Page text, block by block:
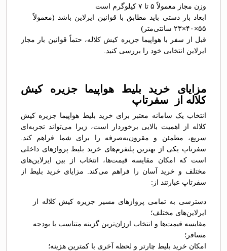
وزن مجاز معمولاً ۵ تا ۷ کیلوگرم است
ابعاد بار دستی باید مطابق با قوانین ایرلاین باشد (معمولاً
۵۵×۴۰×۲۳ سانتی‌متر)
قبل از سفر با هواپیما جزیره کیش کلاله، حتماً قوانین بار مجاز
ایرلاین انتخابی خود را بررسی کنید.
مزایای خرید بلیط هواپیما جزیره کیش
کلاله از سفرتاپ
انتخاب یک سامانه معتبر برای خرید بلیط هواپیما جزیره کیش
کلاله از اهمیت بالایی برخوردار است، زیرا می‌تواند تجربه‌ای
سریع، مطمئن و مقرون‌به‌صرفه را برای شما فراهم کند.
سفرتاپ یکی از بهترین پلتفرم‌های خرید بلیط پروازهای داخلی
است که امکان مقایسه قیمت‌ها، انتخاب از بین ایرلاین‌های
مختلف و خرید آسان را فراهم می‌کند. مزایای خرید بلیط از
سفرتاپ عبارتند از:
دسترسی به تمامی پروازهای مسیر جزیره کیش کلاله از
ایرلاین‌های مختلف؛
مقایسه قیمت‌ها و انتخاب ارزان‌ترین گزینه متناسب با بودجه
مسافر؛
امکان خرید بلیط چارتر و لحظه آخری با کمترین هزینه؛